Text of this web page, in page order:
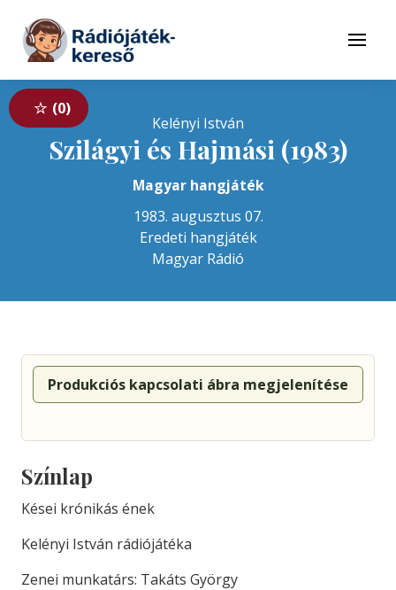
Tovább a tartalomhoz
Menü
0
Kelényi István
Szilágyi és Hajmási (1983)
Magyar hangjáték
1983. augusztus 07.
Eredeti hangjáték
Magyar Rádió
Produkciós kapcsolati ábra megjelenítése
Színlap
Kései krónikás ének
Kelényi István rádiójátéka
Zenei munkatárs: Takáts György